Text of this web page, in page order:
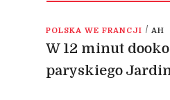
POLSKA WE FRANCJI / AH
W 12 minut
paryskiego